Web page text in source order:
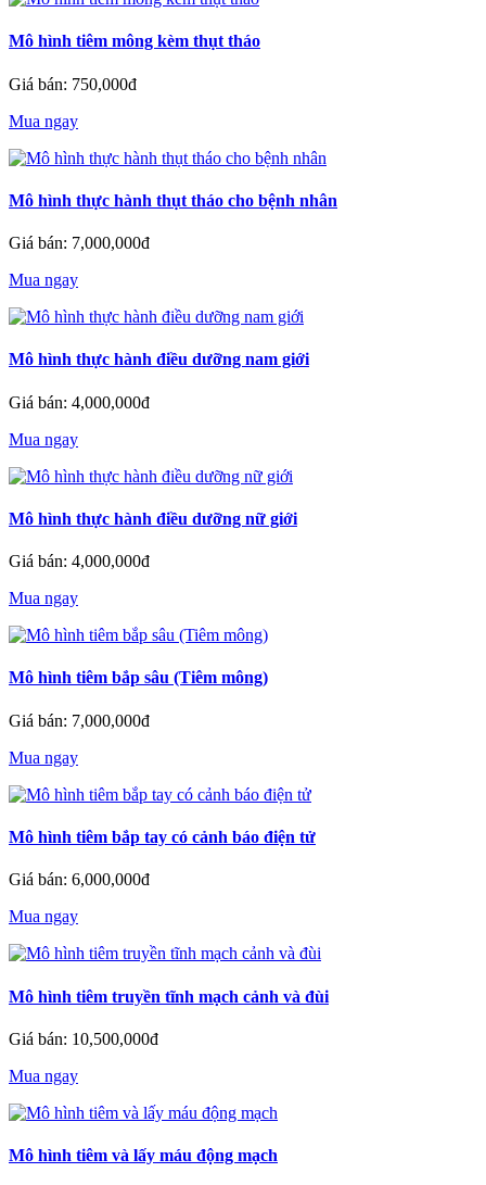
Mô hình tiêm mông kèm thụt tháo
Giá bán: 750,000đ
Mua ngay
Mô hình thực hành thụt tháo cho bệnh nhân
Giá bán: 7,000,000đ
Mua ngay
Mô hình thực hành điều dưỡng nam giới
Giá bán: 4,000,000đ
Mua ngay
Mô hình thực hành điều dưỡng nữ giới
Giá bán: 4,000,000đ
Mua ngay
Mô hình tiêm bắp sâu (Tiêm mông)
Giá bán: 7,000,000đ
Mua ngay
Mô hình tiêm bắp tay có cảnh báo điện tử
Giá bán: 6,000,000đ
Mua ngay
Mô hình tiêm truyền tĩnh mạch cảnh và đùi
Giá bán: 10,500,000đ
Mua ngay
Mô hình tiêm và lấy máu động mạch